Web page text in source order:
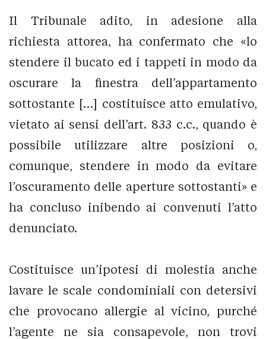
Il Tribunale adito, in adesione alla
richiesta attorea, ha confermato che «lo
stendere il bucato ed i tappeti in modo da
oscurare la finestra dell’appartamento
sottostante […] costituisce atto emulativo,
vietato ai sensi dell’art. 833 c.c., quando è
possibile utilizzare altre posizioni o,
comunque, stendere in modo da evitare
l’oscuramento delle aperture sottostanti» e
ha concluso inibendo ai convenuti l’atto
denunciato.
Costituisce un’ipotesi di molestia anche
lavare le scale condominiali con detersivi
che provocano allergie al vicino, purché
l’agente ne sia consapevole, non trovi